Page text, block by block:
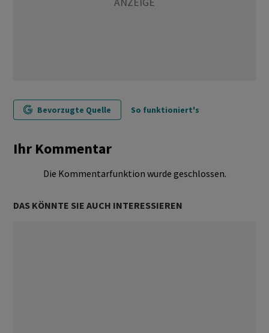
Bevorzugte Quelle So funktioniert's
Ihr Kommentar
Die Kommentarfunktion wurde geschlossen.
DAS KÖNNTE SIE AUCH INTERESSIEREN